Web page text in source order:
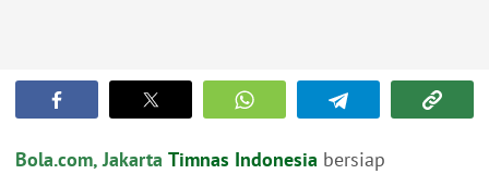
Bola.com, Jakarta Timnas Indonesia bersiap